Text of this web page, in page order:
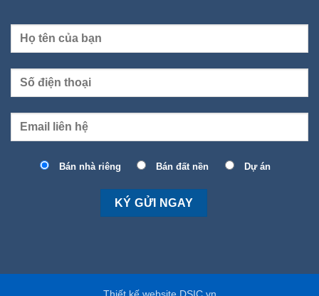
Bán nhà riêng Bán đất nền Dự án